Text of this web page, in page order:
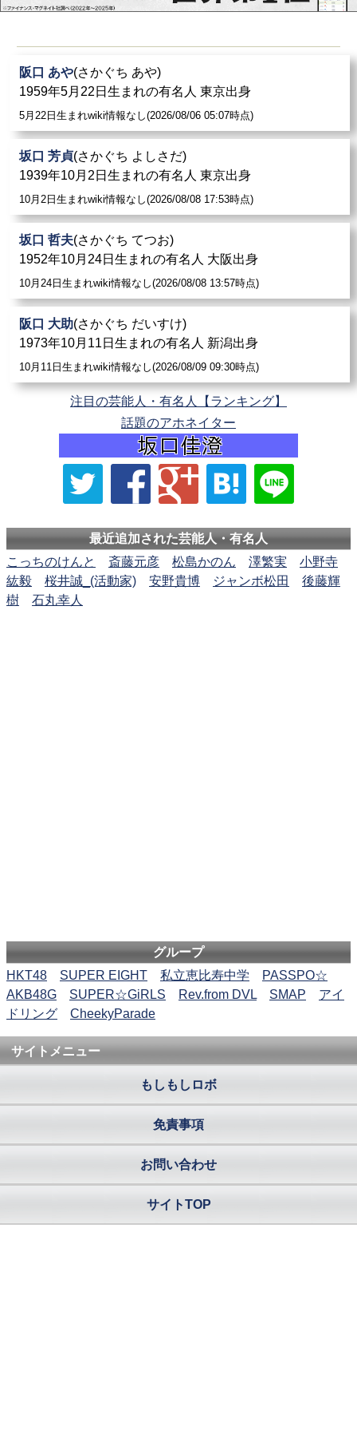
阪口 あや(さかぐち あや)
1959年5月22日生まれの有名人 東京出身
5月22日生まれwiki情報なし(2026/08/06 05:07時点)
坂口 芳貞(さかぐち よしさだ)
1939年10月2日生まれの有名人 東京出身
10月2日生まれwiki情報なし(2026/08/08 17:53時点)
坂口 哲夫(さかぐち てつお)
1952年10月24日生まれの有名人 大阪出身
10月24日生まれwiki情報なし(2026/08/08 13:57時点)
阪口 大助(さかぐち だいすけ)
1973年10月11日生まれの有名人 新潟出身
10月11日生まれwiki情報なし(2026/08/09 09:30時点)
注目の芸能人・有名人【ランキング】
話題のアホネイター
最近追加された芸能人・有名人
こっちのけんと
斎藤元彦 松島かのん 澤繁実
小野寺
紘毅
桜井誠_(活動家) 安野貴博 ジャンボ松田
後藤輝
樹
石丸幸人
グループ
HKT48
SUPER EIGHT 私立恵比寿中学
PASSPO☆
AKB48G
SUPER☆GiRLS Rev.from DVL SMAP
アイ
ドリング
CheekyParade
サイトメニュー
もしもしロボ
免責事項
お問い合わせ
サイトTOP